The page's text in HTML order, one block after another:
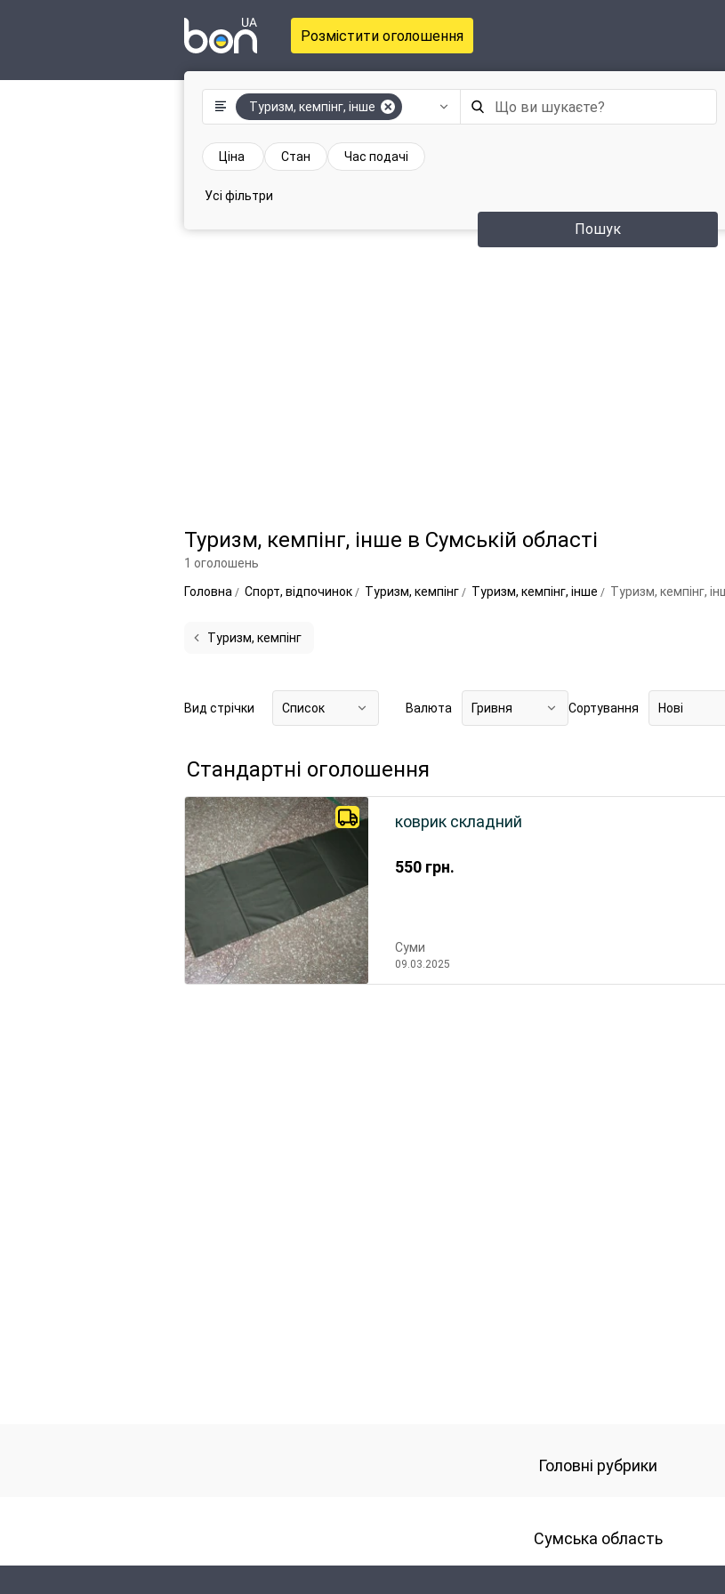
Розмістити оголошення
Туризм, кемпінг, інше
Пошук
Ціна Стан Час подачі
Усі фільтри
Туризм, кемпінг, інше в Сумській області
1 оголошень
Головна
Спорт, відпочинок Туризм, кемпінг Туризм, кемпінг, інше Туризм, кемпінг,
Туризм, кемпінг
Вид стрічки Список Валюта Гривня Сортування Нові
Стандартні оголошення
550 грн.
коврик складний
Суми
09.03.2025
Головні рубрики
Сумська область